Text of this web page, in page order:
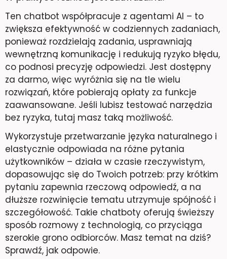
Ten chatbot współpracuje z agentami AI – to
zwiększa efektywność w codziennych zadaniach,
ponieważ rozdzielają zadania, usprawniają
wewnętrzną komunikację i redukują ryzyko błędu,
co podnosi precyzję odpowiedzi. Jest dostępny
za darmo, więc wyróżnia się na tle wielu
rozwiązań, które pobierają opłaty za funkcje
zaawansowane. Jeśli lubisz testować narzędzia
bez ryzyka, tutaj masz taką możliwość.
Wykorzystuje przetwarzanie języka naturalnego i
elastycznie odpowiada na różne pytania
użytkowników – działa w czasie rzeczywistym,
dopasowując się do Twoich potrzeb: przy krótkim
pytaniu zapewnia rzeczową odpowiedź, a na
dłuższe rozwinięcie tematu utrzymuje spójność i
szczegółowość. Takie chatboty oferują świeższy
sposób rozmowy z technologią, co przyciąga
szerokie grono odbiorców. Masz temat na dziś?
Sprawdź, jak odpowie.